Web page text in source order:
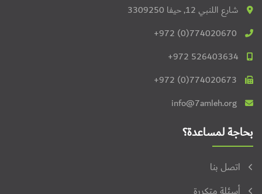
شارع اللنبي 12, حيفا 3309250
+972 (0)774020670
+972 526403634
+972 (0)774020673
info@7amleh.org
بحاجة لمساعدة؟
اتصل بنا